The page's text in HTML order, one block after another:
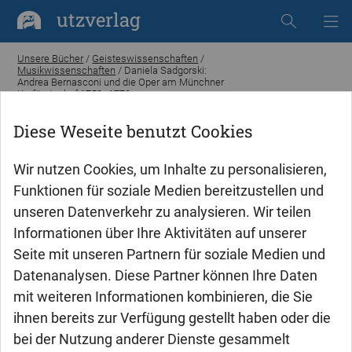
Diese Weseite benutzt Cookies
Wir nutzen Cookies, um Inhalte zu personalisieren,
Funktionen für soziale Medien bereitzustellen und
unseren Datenverkehr zu analysieren. Wir teilen
Informationen über Ihre Aktivitäten auf unserer
Seite mit unseren Partnern für soziale Medien und
Datenanalysen. Diese Partner können Ihre Daten
mit weiteren Informationen kombinieren, die Sie
ihnen bereits zur Verfügung gestellt haben oder die
bei der Nutzung anderer Dienste gesammelt
utzverlag
Unsere Bücher / Geisteswissenschaften /
Musikwissenschaften / Daniela Sadgorski:
Andrea Bernasconi und die Oper am Münchner
Kurfürstenhof 1753–1772